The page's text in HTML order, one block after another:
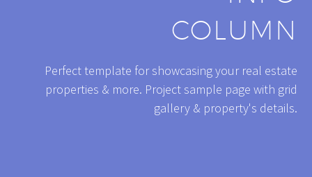
COLUMN
Perfect template for showcasing your real estate
properties & more. Project sample page with grid
gallery & property's details.